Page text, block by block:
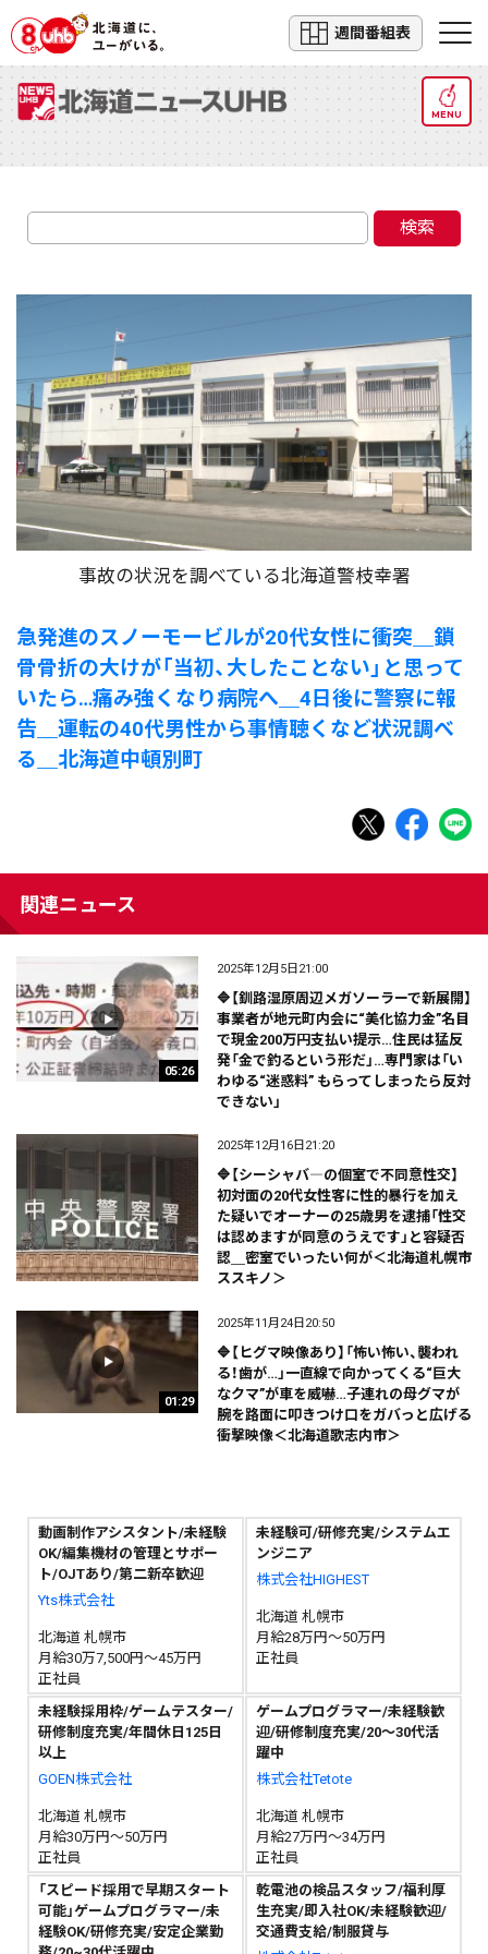
週間番組表
MENU
検索
事故の状況を調べている北海道警枝幸署
急発進のスノーモービルが20代女性に衝突＿鎖
骨骨折の大けが「当初、大したことない」と思って
いたら…痛み強くなり病院へ＿4日後に警察に報
告＿運転の40代男性から事情聴くなど状況調べ
る＿北海道中頓別町
関連ニュース
05:26
2025年12月5日21:00
🔷【釧路湿原周辺メガソーラーで新展開】
事業者が地元町内会に“美化協力金”名目
で現金200万円支払い提示…住民は猛反
発「金で釣るという形だ」…専門家は「い
わゆる“迷惑料” もらってしまったら反対
できない」
2025年12月16日21:20
🔷【シーシャバ―の個室で不同意性交】
初対面の20代女性客に性的暴行を加え
た疑いでオーナーの25歳男を逮捕「性交
は認めますが同意のうえです」と容疑否
認＿密室でいったい何が＜北海道札幌市
ススキノ＞
01:29
2025年11月24日20:50
🔷【ヒグマ映像あり】「怖い怖い、襲われ
る！歯が…」一直線で向かってくる“巨大
なクマ”が車を威嚇…子連れの母グマが
腕を路面に叩きつけ口をガバっと広げる
衝撃映像＜北海道歌志内市＞
動画制作アシスタント/未経験
OK/編集機材の管理とサポー
ト/OJTあり/第二新卒歓迎
Yts株式会社
北海道 札幌市
月給30万7,500円～45万円
正社員
未経験可/研修充実/システムエ
ンジニア
株式会社HIGHEST
北海道 札幌市
月給28万円～50万円
正社員
未経験採用枠/ゲームテスター/
研修制度充実/年間休日125日
以上
GOEN株式会社
北海道 札幌市
月給30万円～50万円
正社員
ゲームプログラマー/未経験歓
迎/研修制度充実/20〜30代活
躍中
株式会社Tetote
北海道 札幌市
月給27万円～34万円
正社員
「スピード採用で早期スタート
可能」ゲームプログラマー/未
経験OK/研修充実/安定企業勤
乾電池の検品スタッフ/福利厚
生充実/即入社OK/未経験歓迎/
交通費支給/制服貸与